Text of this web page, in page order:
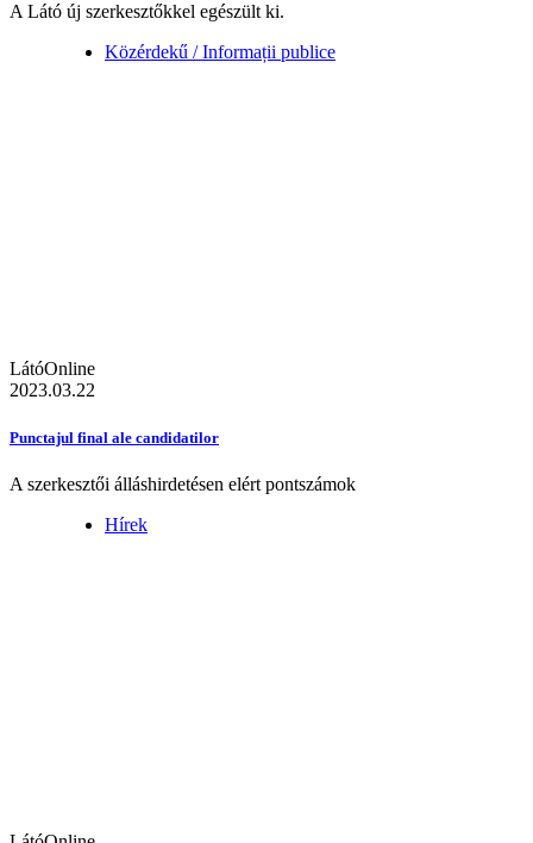
A Látó új szerkesztőkkel egészült ki.
Közérdekű / Informații publice
LátóOnline
2023.03.22
Punctajul final ale candidatilor
A szerkesztői álláshirdetésen elért pontszámok
Hírek